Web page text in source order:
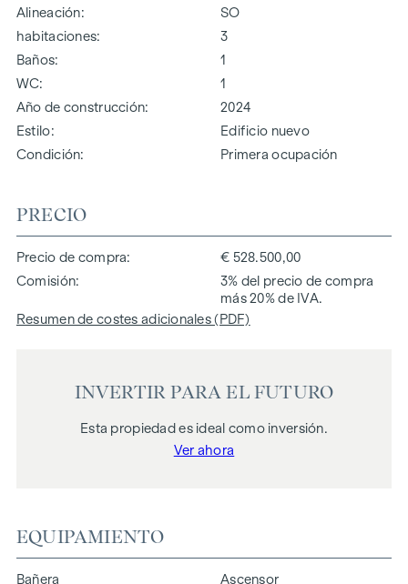
Alineación
SO
habitaciones
3
Baños
1
WC
1
Año de construcción
2024
Estilo
Edificio nuevo
Condición
Primera ocupación
PRECIO
Precio de compra
€ 528.500,00
Comisión
3% del precio de compra
más 20% de IVA.
Resumen de costes adicionales (PDF)
INVERTIR PARA EL FUTURO
Esta propiedad es ideal como inversión.
Ver ahora
EQUIPAMIENTO
Bañera Ascensor